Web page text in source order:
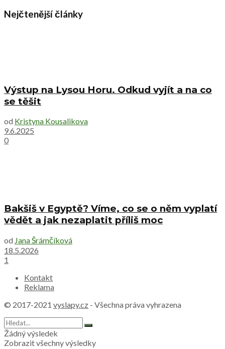
Nejčtenější články
Výstup na Lysou Horu. Odkud vyjít a na co
se těšit
od Kristyna Kousalikova
9.6.2025
0
Bakšiš v Egyptě? Víme, co se o něm vyplatí
vědět a jak nezaplatit příliš moc
od Jana Šrámčíková
18.5.2026
1
Kontakt
Reklama
© 2017-2021 vyslapy.cz - Všechna práva vyhrazena
Žádný výsledek
Zobrazit všechny výsledky